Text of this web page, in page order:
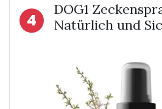
4
DOG1
Natürlich und